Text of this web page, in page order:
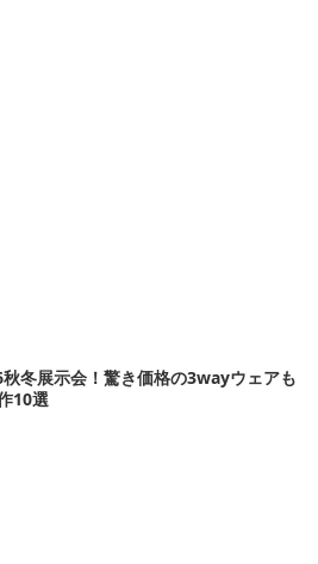
秋冬展示会！驚き価格の3wayウェアも
10選